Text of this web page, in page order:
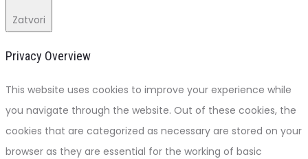
Zatvori
Privacy Overview
This website uses cookies to improve your experience while
you navigate through the website. Out of these cookies, the
cookies that are categorized as necessary are stored on your
browser as they are essential for the working of basic